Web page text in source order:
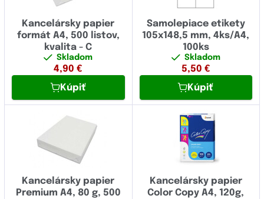
Kancelársky papier
formát A4, 500 listov,
kvalita - C
Skladom
4,90 €
Kúpiť
Samolepiace etikety
105x148,5 mm, 4ks/A4,
100ks
Skladom
5,50 €
Kúpiť
Kancelársky papier
Premium A4, 80 g, 500
Kancelársky papier
Color Copy A4, 120g,